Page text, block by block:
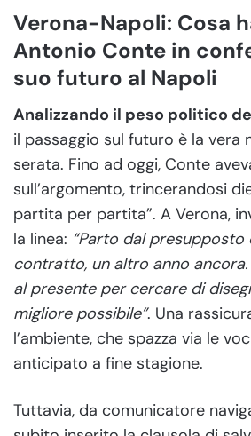
Verona-Napoli: Cosa
Antonio Conte in
suo futuro al Napoli
Analizzando il peso politico
il passaggio sul futuro è la vera
serata. Fino ad oggi, Conte
sull’argomento, trincerandosi
partita per partita”. A Verona,
la linea: “Parto dal
contratto, un altro anno
al presente per cercare di
migliore possibile”. Una
l’ambiente, che spazza via le
anticipato a fine stagione.
Tuttavia, da comunicatore